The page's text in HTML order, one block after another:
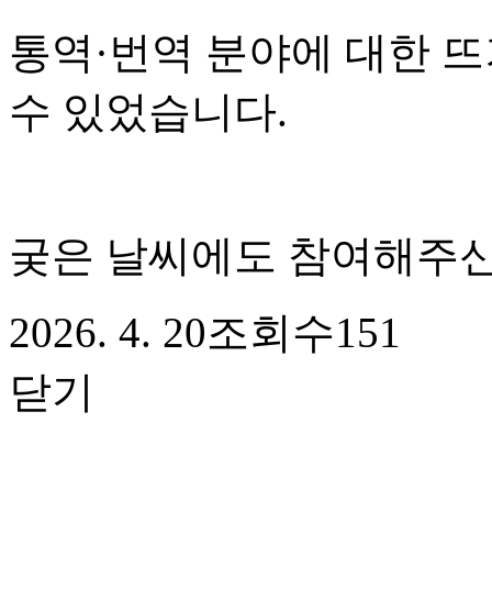
통역·번역 분야에 대한
수 있었습니다.
궂은 날씨에도 참여해주
2026. 4. 20조회수151
닫기